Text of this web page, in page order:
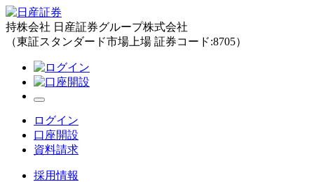
持株会社 日産証券グループ株式会社
（東証スタンダード市場上場 証券コード:8705）
ログイン
口座開設
資料請求
採用情報